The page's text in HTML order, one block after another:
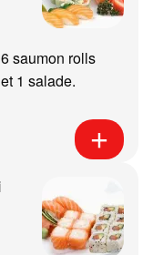
saumon rolls
1 salade.